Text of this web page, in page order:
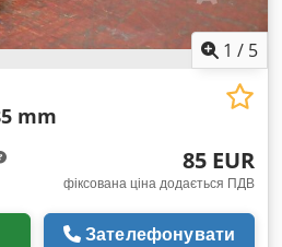
1 / 5
mm
85 EUR
фіксована ціна додається ПДВ
Зателефонувати